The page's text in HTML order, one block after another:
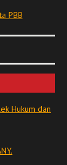
PBB
Hukum dan